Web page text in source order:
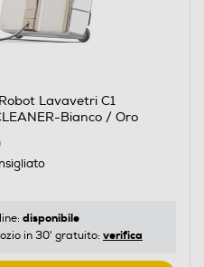
Lavavetri C1
Bianco / Oro
disponibile
in 30' gratuito: verifica